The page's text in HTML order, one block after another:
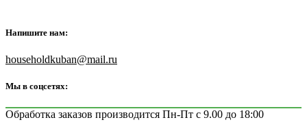
Напишите нам:
householdkuban@mail.ru
Мы в соцсетях:
Обработка заказов производится Пн-Пт с 9.00 до 18:00